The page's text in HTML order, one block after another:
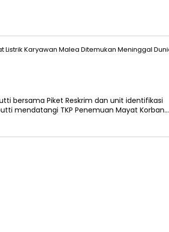
bersama Piket Reskrim dan unit identifikasi
mendatangi TKP Penemuan Mayat Korban…